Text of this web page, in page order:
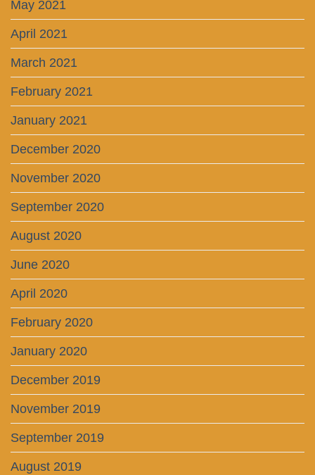
May 2021
April 2021
March 2021
February 2021
January 2021
December 2020
November 2020
September 2020
August 2020
June 2020
April 2020
February 2020
January 2020
December 2019
November 2019
September 2019
August 2019